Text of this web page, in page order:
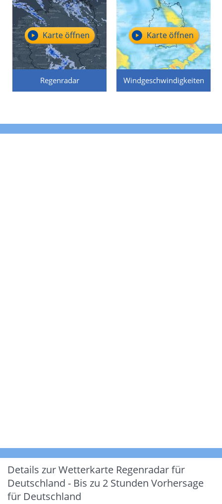
Regenradar
Karte öffnen
Windgeschwindigkeiten
Karte öffnen
Details zur Wetterkarte Regenradar für
Deutschland - Bis zu 2 Stunden Vorhersage
für Deutschland